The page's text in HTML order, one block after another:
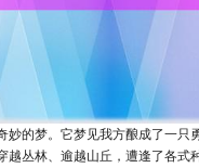
妙的梦。它梦见我方酿成了一只
越丛林、逾越山丘，遭逢了各式